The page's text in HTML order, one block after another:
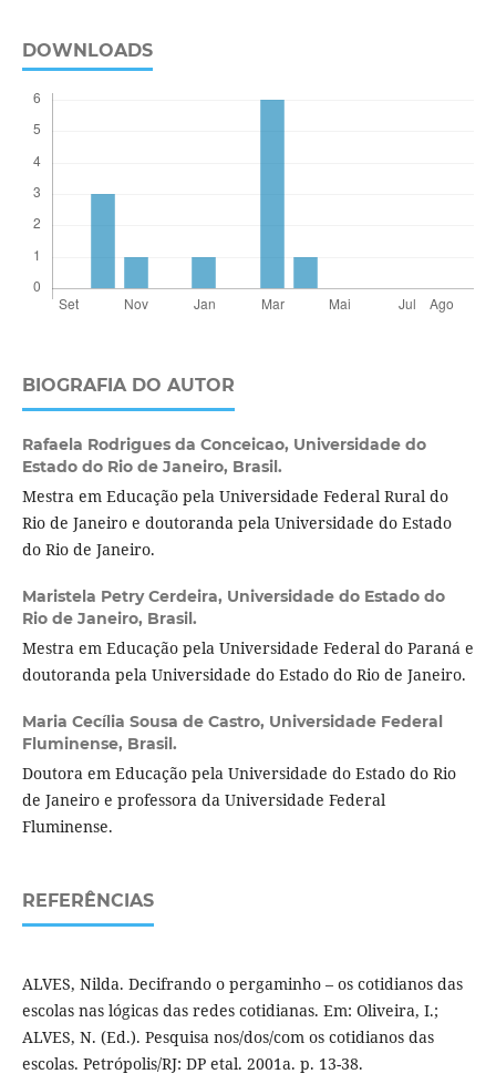
DOWNLOADS
BIOGRAFIA DO AUTOR
Rafaela Rodrigues da Conceicao, Universidade do
Estado do Rio de Janeiro, Brasil.
Mestra em Educação pela Universidade Federal Rural do
Rio de Janeiro e doutoranda pela Universidade do Estado
do Rio de Janeiro.
Maristela Petry Cerdeira, Universidade do Estado do
Rio de Janeiro, Brasil.
Mestra em Educação pela Universidade Federal do Paraná e
doutoranda pela Universidade do Estado do Rio de Janeiro.
Maria Cecília Sousa de Castro, Universidade Federal
Fluminense, Brasil.
Doutora em Educação pela Universidade do Estado do Rio
de Janeiro e professora da Universidade Federal
Fluminense.
REFERÊNCIAS
ALVES, Nilda. Decifrando o pergaminho – os cotidianos das
escolas nas lógicas das redes cotidianas. Em: Oliveira, I.;
ALVES, N. (Ed.). Pesquisa nos/dos/com os cotidianos das
escolas. Petrópolis/RJ: DP etal. 2001a. p. 13-38.